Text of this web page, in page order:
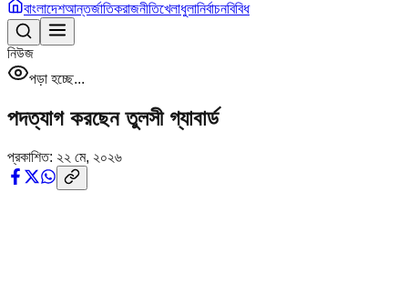
বাংলাদেশআন্তর্জাতিকরাজনীতিখেলাধুলানির্বাচনবিবিধ
নিউজ
পড়া হচ্ছে...
পদত্যাগ করছেন তুলসী গ্যাবার্ড
প্রকাশিত: ২২ মে, ২০২৬